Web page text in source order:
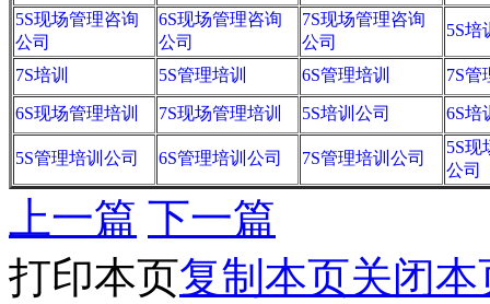
5S现场管理咨询
公司
6S现场管理咨询
公司
7S现场管理咨询
公司
5S培
7S培训 5S管理培训 6S管理培训 7S管
6S现场管理培训 7S现场管理培训 5S培训公司 6S培
5S管理培训公司 6S管理培训公司 7S管理培训公司
5S现
公司
上一篇 下一篇
打印本页复制本页关闭本